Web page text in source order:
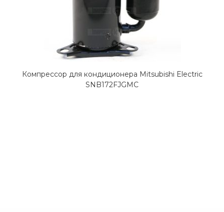
Компрессор для кондиционера Mitsubishi Electric
SNB172FJGMC